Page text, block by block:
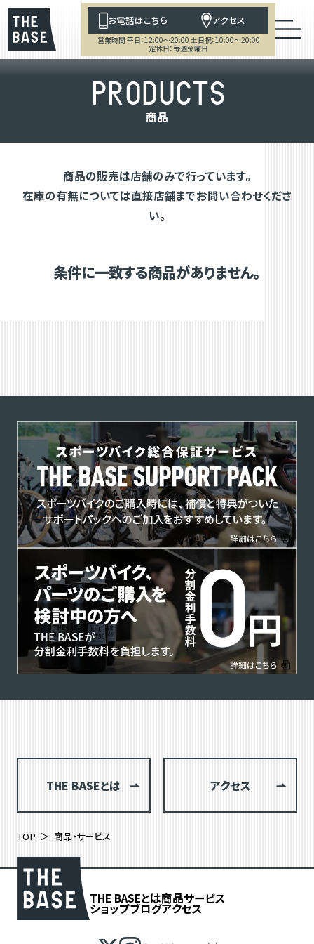
お電話はこちら アクセス
営業時間 平日：12:00～20:00 土日祝：10:00～20:00
定休日：毎週金曜日
PRODUCTS
商品
商品の販売は店舗のみで行っています。
在庫の有無については直接店舗までお問い合わせくださ
い。
条件に一致する商品がありません。
THE BASEとは アクセス
TOP 商品・サービス
THE BASEとは商品サービス
ショップブログアクセス